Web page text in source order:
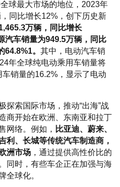
球最大市场的地位，2023年
同比增长12%，创下历史新
万辆，同比增长
汽车销量为949.5万辆，同比
。 其中，电动汽车销
年全球纯电动乘用车销量将
销量的16.2%，显示了电动
探索国际市场，推动“出海”战
商开始在欧洲、东南亚和拉丁
网络。例如， 比亚迪、蔚来、
利、长城等传统汽车制造商，
洲市场 ，通过提供高性价比的
同时，有些车企正在加强与海
全球化。